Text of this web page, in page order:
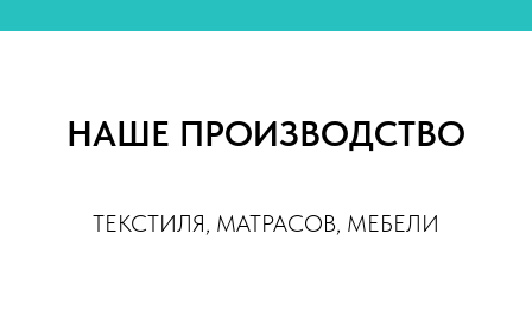
НАШЕ ПРОИЗВОДСТВО
ТЕКСТИЛЯ, МАТРАСОВ, МЕБЕЛИ